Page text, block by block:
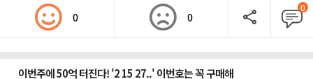
0 0
0